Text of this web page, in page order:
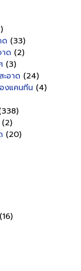
ด (33)
ด (2)
(3)
อาด (24)
งแคนทีน (4)
(2)
(20)
(16)